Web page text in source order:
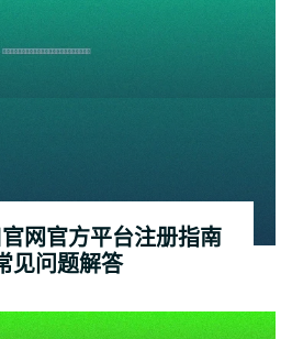
网官方平台注册指南
见问题解答